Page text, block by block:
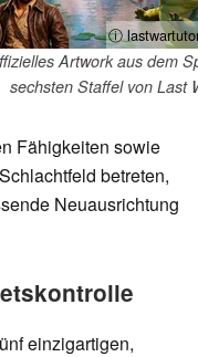
ⓘ
Artwork aus dem
sechsten Staffel von Last
Fähigkeiten sowie
betreten,
Neuausrichtung
einzigartigen,